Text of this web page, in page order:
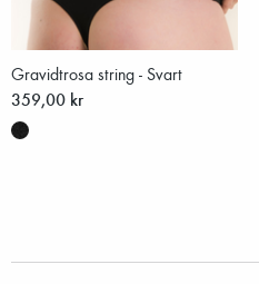
Gravidtrosa string - Svart
359,00 kr